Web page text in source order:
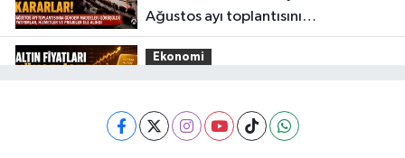
Ağustos ayı toplantısını
gerçekleştirdi
Ekonomi